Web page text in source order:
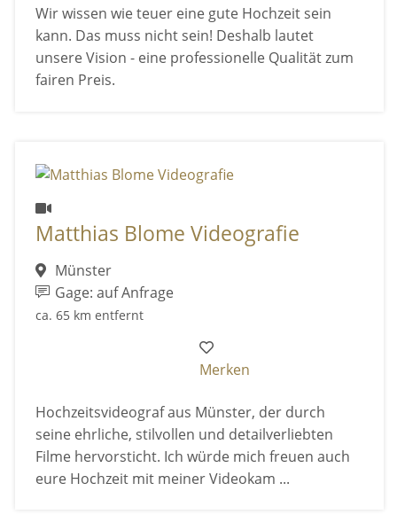
Wir wissen wie teuer eine gute Hochzeit sein
kann. Das muss nicht sein! Deshalb lautet
unsere Vision - eine professionelle Qualität zum
fairen Preis.
Matthias Blome Videografie
Münster
Gage: auf Anfrage
ca. 65 km entfernt
Merken
Hochzeitsvideograf aus Münster, der durch
seine ehrliche, stilvollen und detailverliebten
Filme hervorsticht. Ich würde mich freuen auch
eure Hochzeit mit meiner Videokam ...